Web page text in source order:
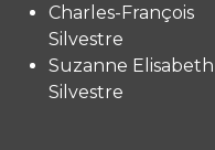
Charles-François
Silvestre
Suzanne Elisabeth
Silvestre